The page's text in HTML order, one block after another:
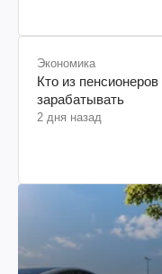
Экономика
Кто из
зарабатывать
2 дня назад